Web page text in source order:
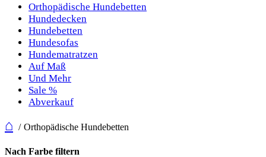
Orthopädische Hundebetten
Hundedecken
Hundebetten
Hundesofas
Hundematratzen
Auf Maß
Und Mehr
Sale %
Abverkauf
⌂ Orthopädische Hundebetten
Nach Farbe filtern